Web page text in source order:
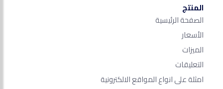
المنتج
الصفحة الرئيسية
الأسعار
الميزات
التعليقات
امثلة على انواع المواقع الالكترونية